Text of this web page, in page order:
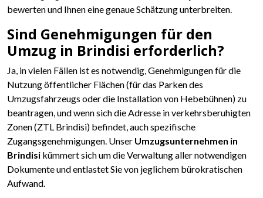
bewerten und Ihnen eine genaue Schätzung unterbreiten.
Sind Genehmigungen für den
Umzug in Brindisi erforderlich?
Ja, in vielen Fällen ist es notwendig, Genehmigungen für die
Nutzung öffentlicher Flächen (für das Parken des
Umzugsfahrzeugs oder die Installation von Hebebühnen) zu
beantragen, und wenn sich die Adresse in verkehrsberuhigten
Zonen (ZTL Brindisi) befindet, auch spezifische
Zugangsgenehmigungen. Unser Umzugsunternehmen in
Brindisi kümmert sich um die Verwaltung aller notwendigen
Dokumente und entlastet Sie von jeglichem bürokratischen
Aufwand.